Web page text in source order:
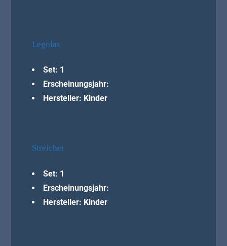
Legolas
Set: 1
Erscheinungsjahr:
Hersteller: Kinder
Streicher
Set: 1
Erscheinungsjahr:
Hersteller: Kinder